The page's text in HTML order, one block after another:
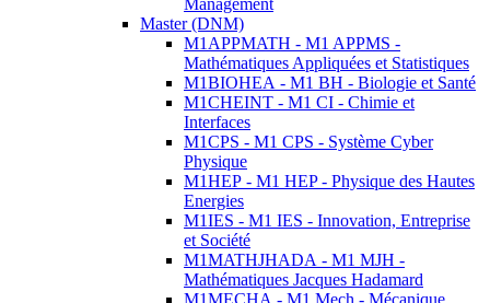
Management
Master (DNM)
M1APPMATH - M1 APPMS -
Mathématiques Appliquées et Statistiques
M1BIOHEA - M1 BH - Biologie et Santé
M1CHEINT - M1 CI - Chimie et
Interfaces
M1CPS - M1 CPS - Système Cyber
Physique
M1HEP - M1 HEP - Physique des Hautes
Energies
M1IES - M1 IES - Innovation, Entreprise
et Société
M1MATHJHADA - M1 MJH -
Mathématiques Jacques Hadamard
M1MECHA - M1 Mech - Mécanique